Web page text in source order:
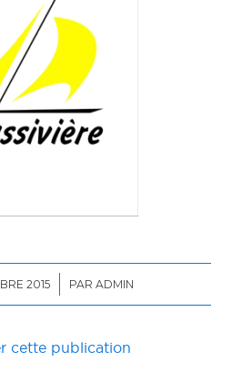
2015
/ PARADMIN
cette publication